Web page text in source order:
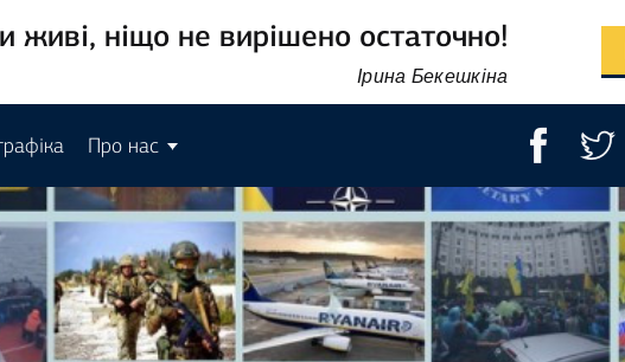
живі, ніщо не вирішено остаточно!
Ірина Бекешкіна
Про нас